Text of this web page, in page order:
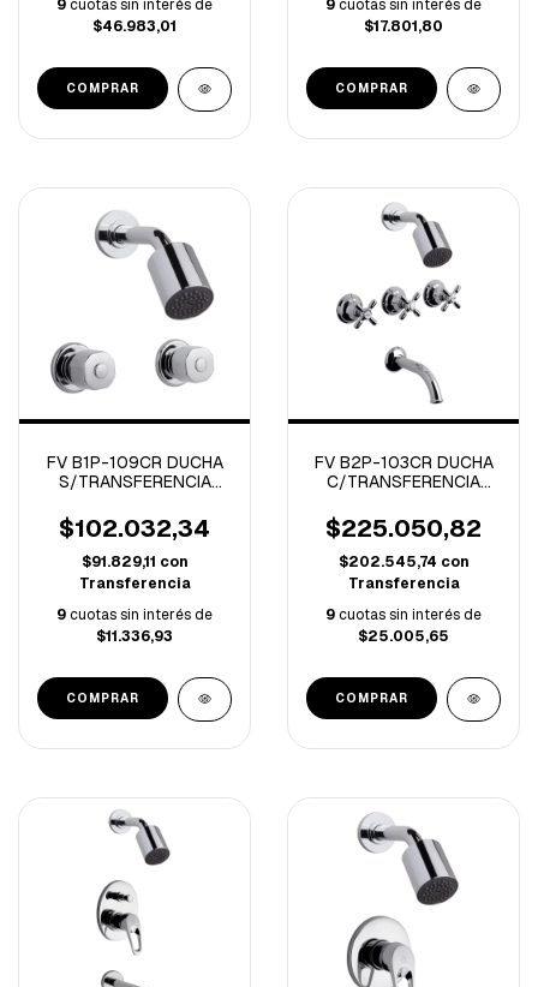
9cuotas sin interés de
$46.983,01
9cuotas sin interés de
$17.801,80
FV B1P-109CR DUCHA
S/TRANSFERENCIA
$102.032,34
$91.829,11 con
Transferencia
9cuotas sin interés de
$11.336,93
FV B2P-103CR DUCHA
C/TRANSFERENCIA
$225.050,82
$202.545,74 con
Transferencia
9cuotas sin interés de
$25.005,65